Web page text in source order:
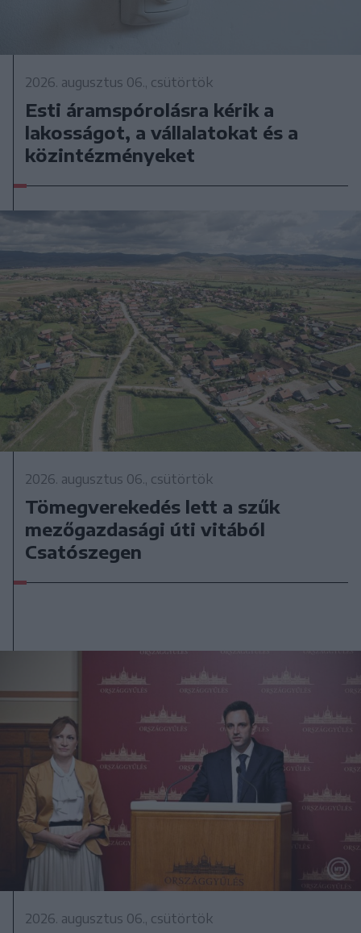
2026. augusztus 06., csütörtök
Esti áramspórolásra kérik a
lakosságot, a vállalatokat és a
közintézményeket
2026. augusztus 06., csütörtök
Tömegverekedés lett a szűk
mezőgazdasági úti vitából
Csatószegen
2026. augusztus 06., csütörtök